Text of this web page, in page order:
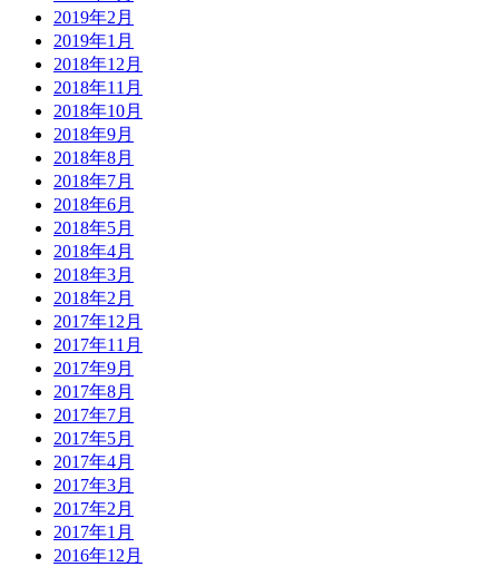
2019年2月
2019年1月
2018年12月
2018年11月
2018年10月
2018年9月
2018年8月
2018年7月
2018年6月
2018年5月
2018年4月
2018年3月
2018年2月
2017年12月
2017年11月
2017年9月
2017年8月
2017年7月
2017年5月
2017年4月
2017年3月
2017年2月
2017年1月
2016年12月